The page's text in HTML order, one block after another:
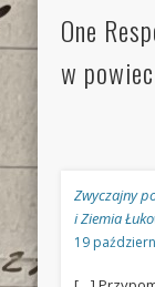
One
w
Zwyczajny
i Ziemia
19